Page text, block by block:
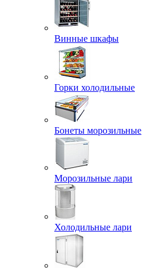
Винные шкафы
Горки холодильные
Бонеты морозильные
Морозильные лари
Холодильные лари